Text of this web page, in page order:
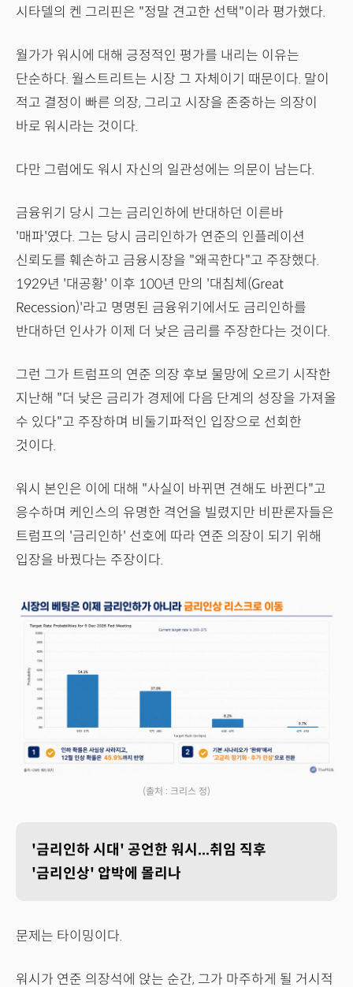
시타델의 켄 그리핀은 "정말 견고한 선택"이라 평가했다.
월가가 워시에 대해 긍정적인 평가를 내리는 이유는
단순하다. 월스트리트는 시장 그 자체이기 때문이다. 말이
적고 결정이 빠른 의장, 그리고 시장을 존중하는 의장이
바로 워시라는 것이다.
다만 그럼에도 워시 자신의 일관성에는 의문이 남는다.
금융위기 당시 그는 금리인하에 반대하던 이른바
'매파'였다. 그는 당시 금리인하가 연준의 인플레이션
신뢰도를 훼손하고 금융시장을 "왜곡한다"고 주장했다.
1929년 '대공황' 이후 100년 만의 '대침체(Great
Recession)'라고 명명된 금융위기에서도 금리인하를
반대하던 인사가 이제 더 낮은 금리를 주장한다는 것이다.
그런 그가 트럼프의 연준 의장 후보 물망에 오르기 시작한
지난해 "더 낮은 금리가 경제에 다음 단계의 성장을 가져올
수 있다"고 주장하며 비둘기파적인 입장으로 선회한
것이다.
워시 본인은 이에 대해 "사실이 바뀌면 견해도 바뀐다"고
응수하며 케인스의 유명한 격언을 빌렸지만 비판론자들은
트럼프의 '금리인하' 선호에 따라 연준 의장이 되기 위해
입장을 바꿨다는 주장이다.
(출처 : 크리스 정)
'금리인하 시대' 공언한 워시...취임 직후
'금리인상' 압박에 몰리나
문제는 타이밍이다.
워시가 연준 의장석에 앉는 순간, 그가 마주하게 될 거시적